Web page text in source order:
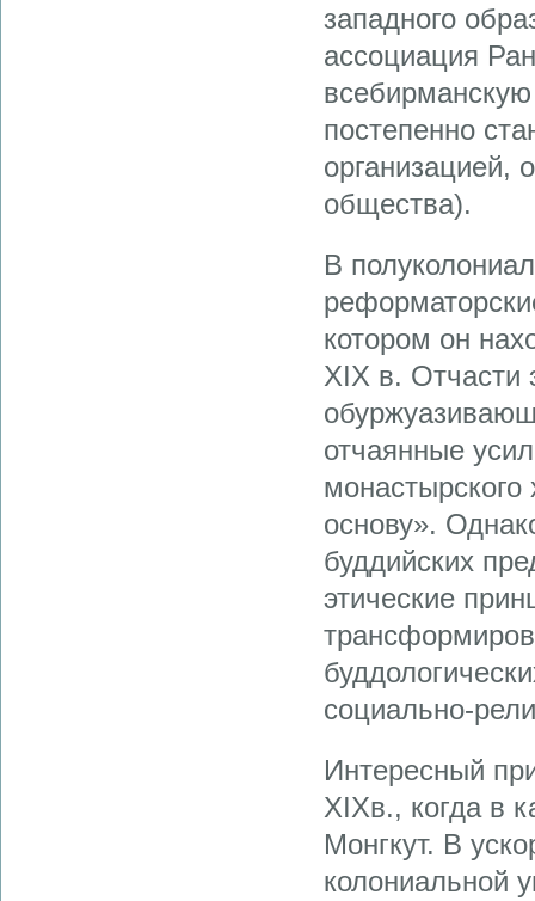
западного
ассоциация
постепенно
организацией,
общества).
В
котором он
XIX в. Отчасти
отчаянные
основу».
буддийских
этические
социально-
Интересный
XIXв., когда в
Монгкут. В
колониальной